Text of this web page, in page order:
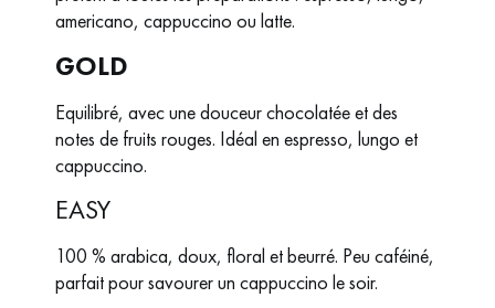
americano, cappuccino ou latte.
GOLD
Equilibré, avec une douceur chocolatée et des
notes de fruits rouges. Idéal en espresso, lungo et
cappuccino.
EASY
100 % arabica, doux, floral et beurré. Peu caféiné,
parfait pour savourer un cappuccino le soir.